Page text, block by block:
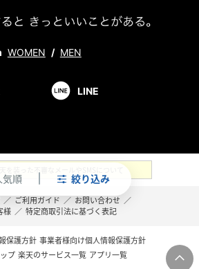
気順 絞り込み
WOMEN / MEN
LINE
／ ご利用ガイド ／ お問い合わせ ／
様 ／ 特定商取引法に基づく表記
保護方針 事業者様向け個人情報保護方針
プ 楽天のサービス一覧 アプリ一覧